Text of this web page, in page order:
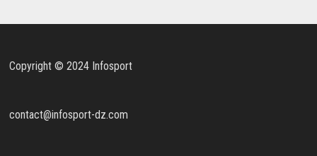
Copyright © 2024 Infosport
contact@infosport-dz.com